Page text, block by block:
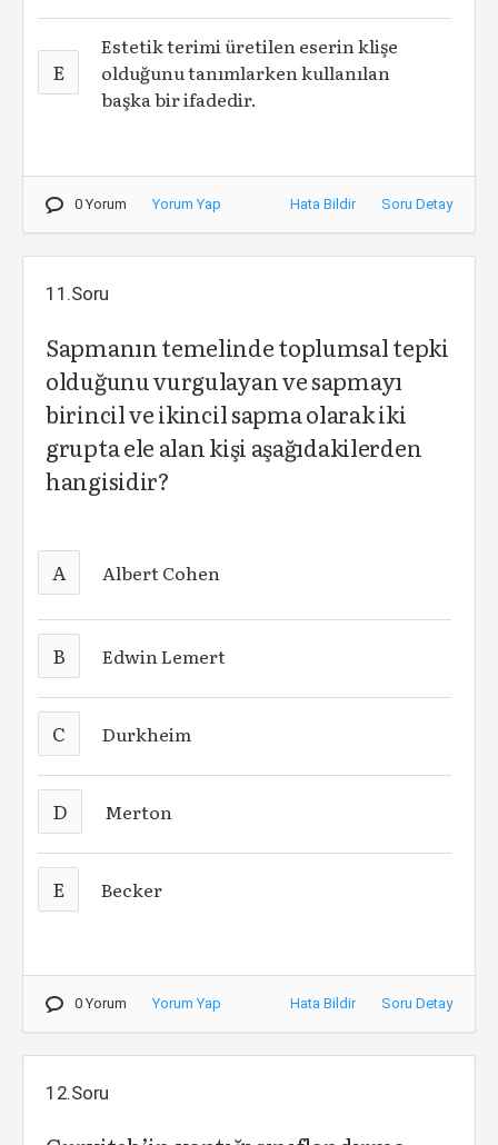
E
Estetik terimi üretilen eserin klişe
olduğunu tanımlarken kullanılan
başka bir ifadedir.
0 Yorum Yorum Yap Hata Bildir Soru Detay
11.Soru
Sapmanın temelinde toplumsal tepki
olduğunu vurgulayan ve sapmayı
birincil ve ikincil sapma olarak iki
grupta ele alan kişi aşağıdakilerden
hangisidir?
A Albert Cohen
B Edwin Lemert
C Durkheim
D Merton
E Becker
0 Yorum Yorum Yap Hata Bildir Soru Detay
12.Soru